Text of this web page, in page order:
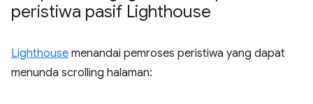
peristiwa pasif Lighthouse
Lighthouse menandai pemroses peristiwa yang dapat
menunda scrolling halaman: